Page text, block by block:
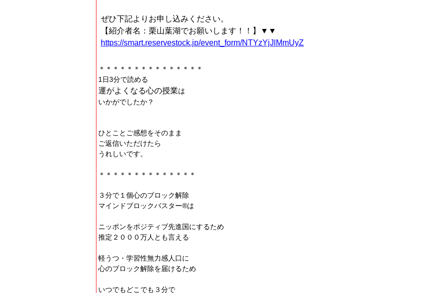
ぜひ下記よりお申し込みください。
【紹介者名：栗山葉湖でお願いします！！】▼▼
https://smart.reservestock.jp/event_form/NTYzYjJlMmUyZ
＊＊＊＊＊＊＊＊＊＊＊＊＊＊＊
1日3分で読める
運がよくなる心の授業は
いかがでしたか？
ひとことご感想をそのまま
ご返信いただけたら
うれしいです。
＊＊＊＊＊＊＊＊＊＊＊＊＊＊
３分で１個心のブロック解除
マインドブロックバスター®︎は
ニッポンをポジティブ先進国にするため
推定２０００万人とも言える
軽うつ・学習性無力感人口に
心のブロック解除を届けるため
いつでもどこでも３分で